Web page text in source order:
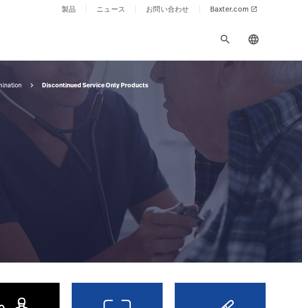
製品 ニュース お問い合わせ Baxter.com launch
search language
Discontinued Service Only Products